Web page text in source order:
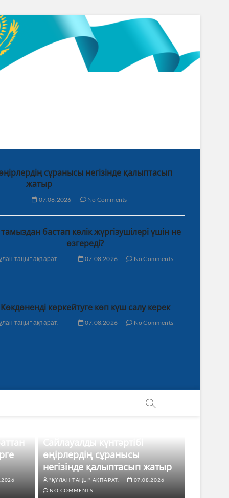
сұранысы негізінде қалыптасып
жатыр
07.08.2026 No Comments
бастап көлік жүргізушілері үшін не
өзгереді?
таңы" ақпарат. 07.08.2026 No Comments
Көкдөненді көркейтуге көп күш салу керек
таңы" ақпарат. 07.08.2026 No Comments
Сайлауалды күнтәртібі
өңірлердің сұранысы
негізінде қалыптасып жатыр
"ҚҰЛАН ТАҢЫ" АҚПАРАТ.
07.08.2026
NO COMMENTS